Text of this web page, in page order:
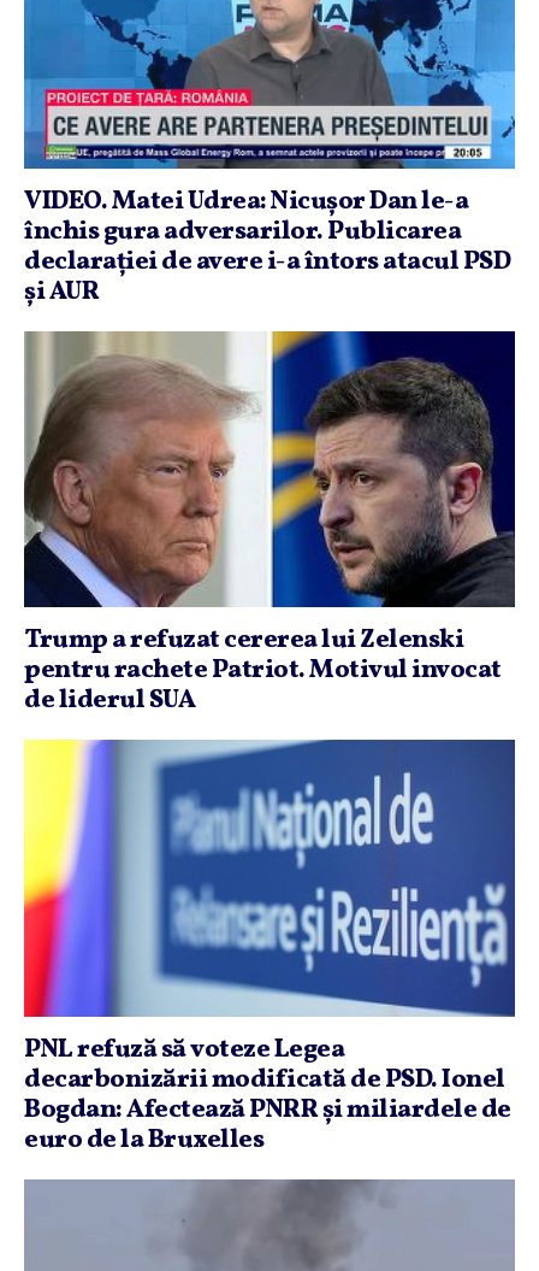
VIDEO. Matei Udrea: Nicuşor Dan le-a
închis gura adversarilor. Publicarea
declaraţiei de avere i-a întors atacul PSD
şi AUR
Trump a refuzat cererea lui Zelenski
pentru rachete Patriot. Motivul invocat
de liderul SUA
PNL refuză să voteze Legea
decarbonizării modificată de PSD. Ionel
Bogdan: Afectează PNRR şi miliardele de
euro de la Bruxelles